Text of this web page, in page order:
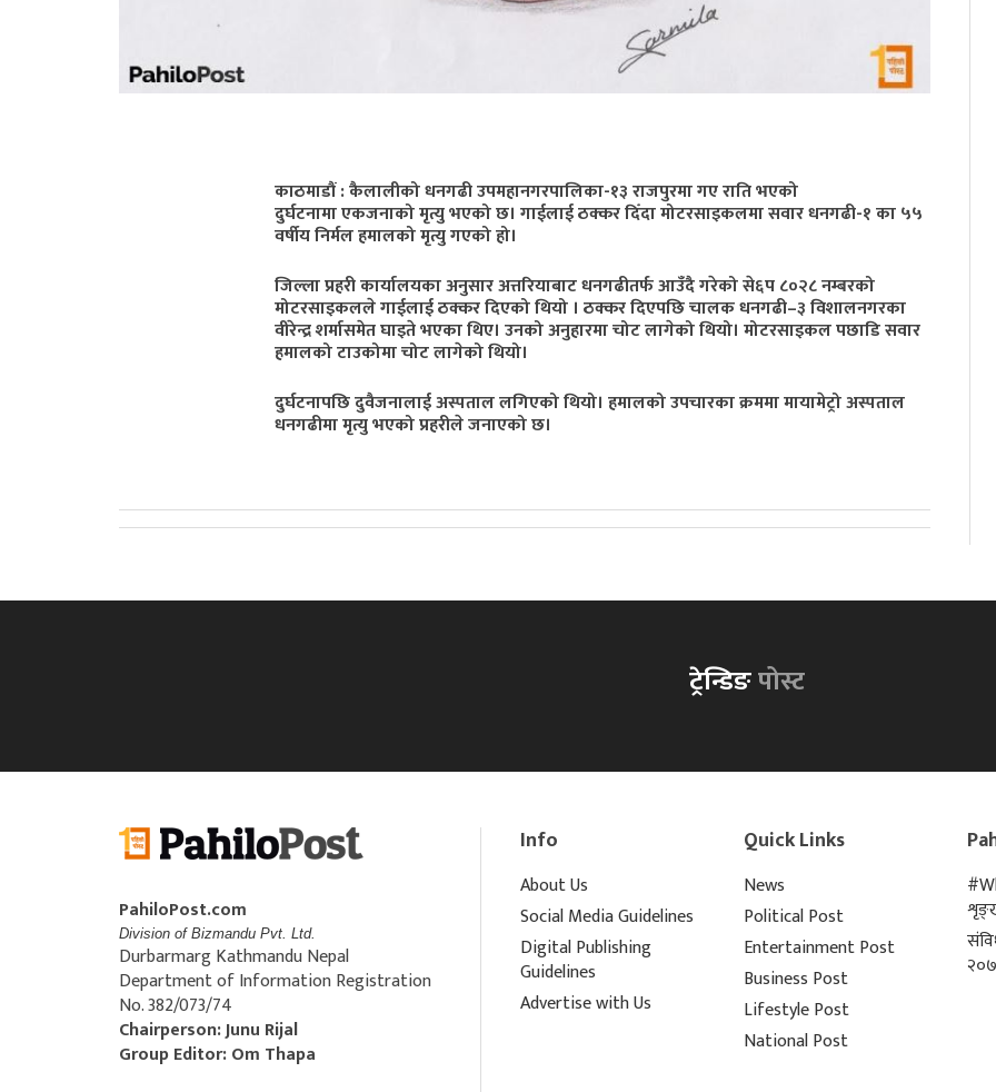
काठमाडौं : कैलालीको धनगढी उपमहानगरपालिका-१३ राजपुरमा गए राति भएको
दुर्घटनामा एकजनाको मृत्यु भएको छ। गाईलाई ठक्कर दिँदा मोटरसाइकलमा सवार धनगढी-१ का ५५
वर्षीय निर्मल हमालको मृत्यु गएको हो।
जिल्ला प्रहरी कार्यालयका अनुसार अत्तरियाबाट धनगढीतर्फ आउँदै गरेको से६प ८०२८ नम्बरको
मोटरसाइकलले गाईलाई ठक्कर दिएको थियो । ठक्कर दिएपछि चालक धनगढी–३ विशालनगरका
वीरेन्द्र शर्मासमेत घाइते भएका थिए। उनको अनुहारमा चोट लागेको थियो। मोटरसाइकल पछाडि सवार
हमालको टाउकोमा चोट लागेको थियो।
दुर्घटनापछि दुवैजनालाई अस्पताल लगिएको थियो। हमालको उपचारका क्रममा मायामेट्रो अस्पताल
धनगढीमा मृत्यु भएको प्रहरीले जनाएको छ।
ट्रेन्डिङपोस्ट
PahiloPost.com
Division of Bizmandu Pvt. Ltd.
Durbarmarg Kathmandu Nepal
Department of Information Registration
No. 382/073/74
Chairperson: Junu Rijal
Group Editor: Om Thapa
Info
About Us
Social Media Guidelines
Digital Publishing
Guidelines
Advertise with Us
Quick Links
News
Political Post
Entertainment Post
Business Post
Lifestyle Post
National Post